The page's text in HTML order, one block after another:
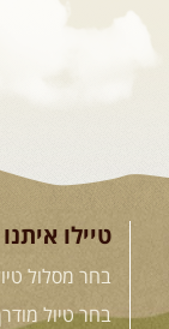
טיילו איתנו
בחר מסלול
בחר טיול